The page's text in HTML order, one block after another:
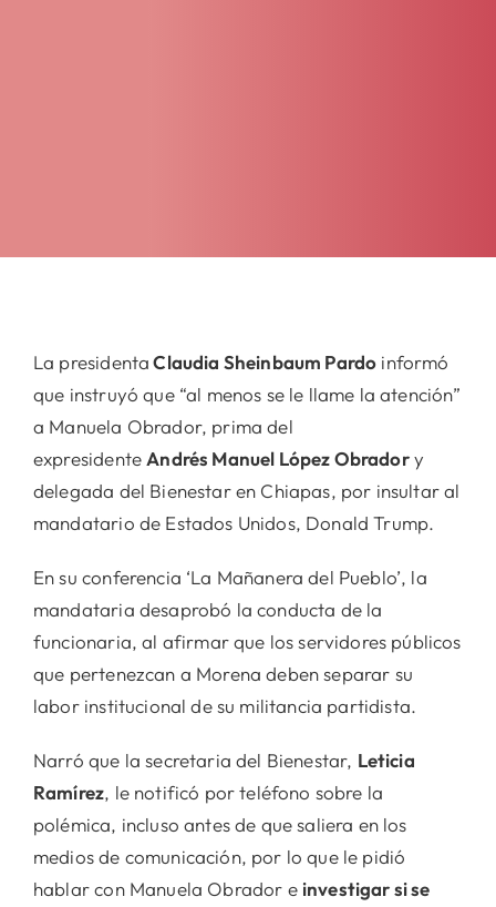
La presidentaClaudia Sheinbaum Pardo informó
que instruyó que “al menos se le llame la atención”
a Manuela Obrador, prima del
expresidente Andrés Manuel López Obradory
delegada del Bienestar en Chiapas, por insultar al
mandatario de Estados Unidos, Donald Trump.
En su conferencia ‘La Mañanera del Pueblo’, la
mandataria desaprobó la conducta de la
funcionaria, al afirmar que los servidores públicos
que pertenezcan a Morena deben separar su
labor institucional de su militancia partidista.
Narró que la secretaria del Bienestar, Leticia
Ramírez, le notificó por teléfono sobre la
polémica, incluso antes de que saliera en los
medios de comunicación, por lo que le pidió
hablar con Manuela Obrador e investigar si se